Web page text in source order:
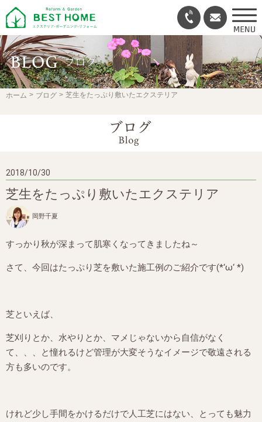
ホーム ブログ 芝生をたっぷり敷いたエクステリア
2018/10/30
芝生をたっぷり敷いたエクステリア
岡野千夏
すっかり秋が深まって肌寒くなってきましたね～
さて、今回はたっぷり芝を敷いた施工例のご紹介です(*‘ω‘ *)
芝といえば、
芝刈りとか、水やりとか、マメじゃないから自信がなく
て、、、と憧れるけど管理が大変そうなイメージで敬遠される
方も多いのです。
けれど少し手間をかけるだけで人工芝にはない、とっても魅力